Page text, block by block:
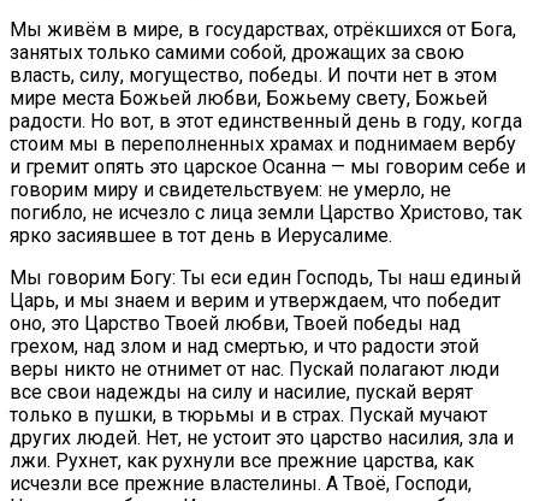
Мы живём в мире, в государствах, отрёкшихся от Бога,
занятых только самими собой, дрожащих за свою
власть, силу, могущество, победы. И почти нет в этом
мире места Божьей любви, Божьему свету, Божьей
радости. Но вот, в этот единственный день в году, когда
стоим мы в переполненных храмах и поднимаем вербу
и гремит опять это царское Осанна — мы говорим себе и
говорим миру и свидетельствуем: не умерло, не
погибло, не исчезло с лица земли Царство Христово, так
ярко засиявшее в тот день в Иерусалиме.
Мы говорим Богу: Ты еси един Господь, Ты наш единый
Царь, и мы знаем и верим и утверждаем, что победит
оно, это Царство Твоей любви, Твоей победы над
грехом, над злом и над смертью, и что радости этой
веры никто не отнимет от нас. Пускай полагают люди
все свои надежды на силу и насилие, пускай верят
только в пушки, в тюрьмы и в страх. Пускай мучают
других людей. Нет, не устоит это царство насилия, зла и
лжи. Рухнет, как рухнули все прежние царства, как
исчезли все прежние властелины. А Твоё, Господи,